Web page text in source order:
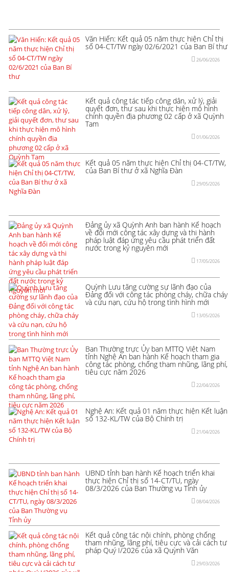
Văn Hiến: Kết quả 05 năm thực hiện Chỉ thị
số 04-CT/TW ngày 02/6/2021 của Ban Bí thư
26/06/2026
Kết quả công tác tiếp công dân, xử lý, giải
quyết đơn, thư sau khi thực hiện mô hình
chính quyền địa phương 02 cấp ở xã Quỳnh
Tam
01/06/2026
Kết quả 05 năm thực hiện Chỉ thị 04-CT/TW,
của Ban Bí thư ở xã Nghĩa Đàn
29/05/2026
Đảng ủy xã Quỳnh Anh ban hành Kế hoạch
về đổi mới công tác xây dựng và thi hành
pháp luật đáp ứng yêu cầu phát triển đất
nước trong kỷ nguyên mới
17/05/2026
Quỳnh Lưu tăng cường sự lãnh đạo của
Đảng đối với công tác phòng cháy, chữa cháy
và cứu nạn, cứu hộ trong tình hình mới
13/05/2026
Ban Thường trực Ủy ban MTTQ Việt Nam
tỉnh Nghệ An ban hành Kế hoạch tham gia
công tác phòng, chống tham nhũng, lãng phí,
tiêu cực năm 2026
22/04/2026
Nghệ An: Kết quả 01 năm thực hiện Kết luận
số 132-KL/TW của Bộ Chính trị
21/04/2026
UBND tỉnh ban hành Kế hoạch triển khai
thực hiện Chỉ thị số 14-CT/TU, ngày
08/3/2026 của Ban Thường vụ Tỉnh ủy
08/04/2026
Kết quả công tác nội chính, phòng chống
tham nhũng, lãng phí, tiêu cực và cải cách tư
pháp Quý I/2026 của xã Quỳnh Văn
29/03/2026